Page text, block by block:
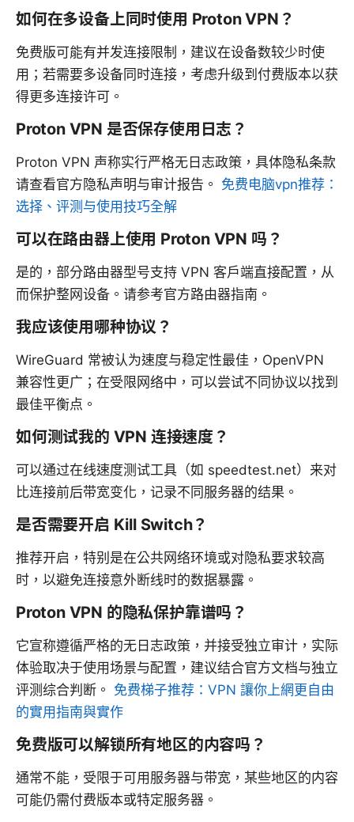
如何在多设备上同时使用 Proton VPN？
免费版可能有并发连接限制，建议在设备数较少时使
用；若需要多设备同时连接，考虑升级到付费版本以获
得更多连接许可。
Proton VPN 是否保存使用日志？
Proton VPN 声称实行严格无日志政策，具体隐私条款
请查看官方隐私声明与审计报告。 免费电脑vpn推荐：
选择、评测与使用技巧全解
可以在路由器上使用 Proton VPN 吗？
是的，部分路由器型号支持 VPN 客户端直接配置，从
而保护整网设备。请参考官方路由器指南。
我应该使用哪种协议？
WireGuard 常被认为速度与稳定性最佳，OpenVPN
兼容性更广；在受限网络中，可以尝试不同协议以找到
最佳平衡点。
如何测试我的 VPN 连接速度？
可以通过在线速度测试工具（如 speedtest.net）来对
比连接前后带宽变化，记录不同服务器的结果。
是否需要开启 Kill Switch？
推荐开启，特别是在公共网络环境或对隐私要求较高
时，以避免连接意外断线时的数据暴露。
Proton VPN 的隐私保护靠谱吗？
它宣称遵循严格的无日志政策，并接受独立审计，实际
体验取决于使用场景与配置，建议结合官方文档与独立
评测综合判断。 免费梯子推荐：VPN 讓你上網更自由
的實用指南與實作
免费版可以解锁所有地区的内容吗？
通常不能，受限于可用服务器与带宽，某些地区的内容
可能仍需付费版本或特定服务器。